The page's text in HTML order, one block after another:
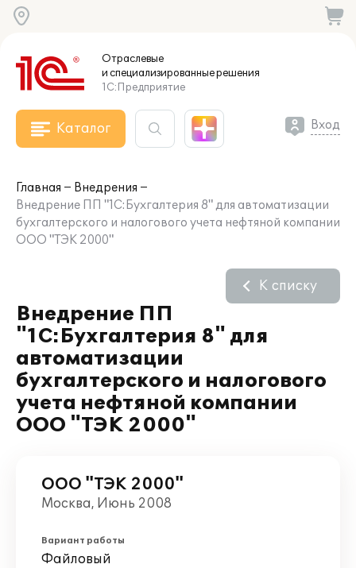
Отраслевые
и специализированныерешения
1С:Предприятие
Каталог Вход
Главная
Внедрения
Внедрение ПП "1С:Бухгалтерия 8" для автоматизации
бухгалтерского и налогового учета нефтяной компании
ООО "ТЭК 2000"
Внедрение ПП
"1С:Бухгалтерия 8" для
автоматизации
бухгалтерского и налогового
учета нефтяной компании
ООО "ТЭК 2000"
К списку
ООО "ТЭК 2000"
Москва, Июнь 2008
Вариант работы
Файловый